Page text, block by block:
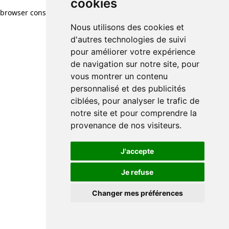
cookies
Nous utilisons des cookies et
d'autres technologies de suivi
pour améliorer votre expérience
de navigation sur notre site, pour
vous montrer un contenu
personnalisé et des publicités
ciblées, pour analyser le trafic de
notre site et pour comprendre la
provenance de nos visiteurs.
J'accepte
Je refuse
Changer mes préférences
cookies
Nous utilisons des cookies et
d'autres technologies de suivi
pour améliorer votre expérience
de navigation sur notre site, pour
vous montrer un contenu
personnalisé et des publicités
ciblées, pour analyser le trafic de
notre site et pour comprendre la
provenance de nos visiteurs.
J'accepte
Je refuse
Changer mes préférences
browser console for more information)